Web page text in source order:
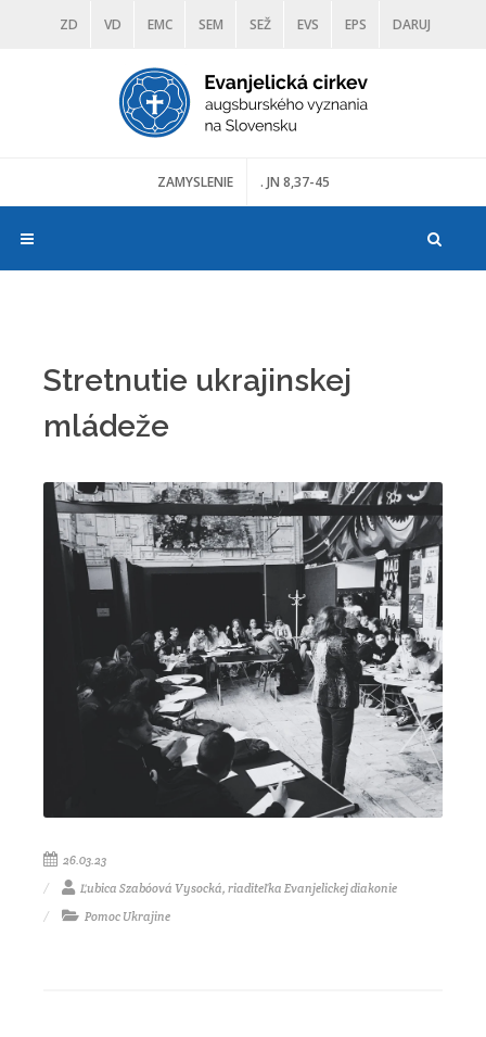
ZD VD EMC SEM SEŽ EVS EPS DARUJ
DIAKONIA ŠKOLY TRANOSCIUS
ZAMYSLENIE . JN 8,37-45
Stretnutie ukrajinskej
mládeže
26.03.23
Ľubica Szabóová Vysocká, riaditeľka Evanjelickej diakonie
Pomoc Ukrajine